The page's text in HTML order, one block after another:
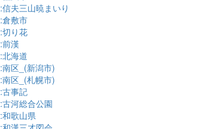
:信夫三山暁まいり
:倉敷市
:切り花
:前漢
:北海道
:南区_(新潟市)
:南区_(札幌市)
:古事記
:古河総合公園
:和歌山県